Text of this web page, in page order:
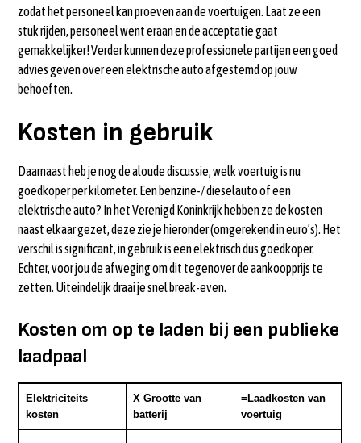
zodat het personeel kan proeven aan de voertuigen. Laat ze een
stuk rijden, personeel went eraan en de acceptatie gaat
gemakkelijker! Verder kunnen deze professionele partijen een goed
advies geven over een elektrische auto afgestemd op jouw
behoeften.
Kosten in gebruik
Daarnaast heb je nog de aloude discussie, welk voertuig is nu
goedkoper per kilometer. Een benzine-/ dieselauto of een
elektrische auto? In het Verenigd Koninkrijk hebben ze de kosten
naast elkaar gezet, deze zie je hieronder (omgerekend in euro’s). Het
verschil is significant, in gebruik is een elektrisch dus goedkoper.
Echter, voor jou de afweging om dit tegenover de aankoopprijs te
zetten. Uiteindelijk draai je snel break-even.
Kosten om op te laden bij een publieke
laadpaal
Elektriciteits
kosten
X Grootte van
batterij
=Laadkosten van
voertuig